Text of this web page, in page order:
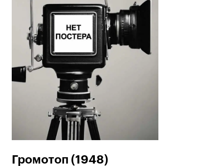
Громотоп (1948)